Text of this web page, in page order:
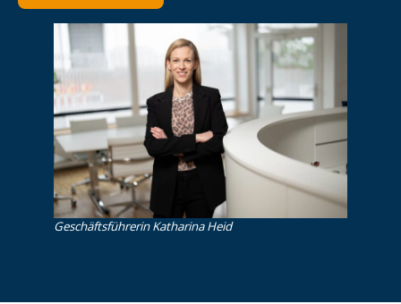
Ge­schäfts­füh­re­rin Katharina Heid